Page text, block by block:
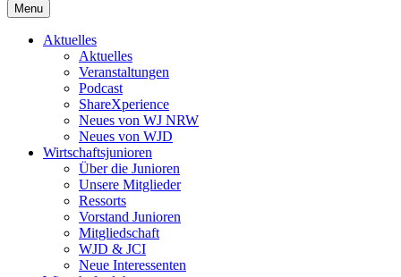
Menu
Aktuelles
Aktuelles
Veranstaltungen
Podcast
ShareXperience
Neues von WJ NRW
Neues von WJD
Wirtschaftsjunioren
Über die Junioren
Unsere Mitglieder
Ressorts
Vorstand Junioren
Mitgliedschaft
WJD & JCI
Neue Interessenten